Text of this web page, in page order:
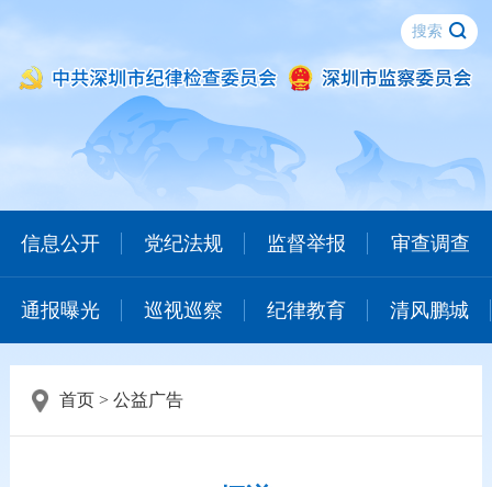
信息公开 党纪法规 监督举报 审查调查
通报曝光 巡视巡察 纪律教育 清风鹏城
首页> 公益广告